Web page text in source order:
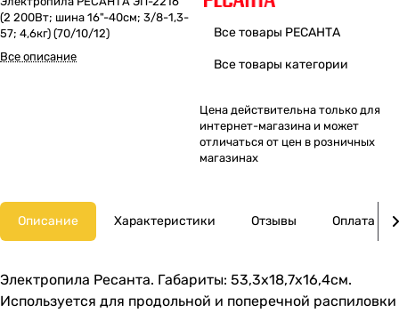
(2 200Вт; шина 16"-40см; 3/8-1,3-
57; 4,6кг) (70/10/12)
Все описание
Все товары РЕСАНТА
Все товары категории
Цена действительна только для
интернет-магазина и может
отличаться от цен в розничных
магазинах
Описание Характеристики Отзывы Оплата
Электропила Ресанта. Габариты: 53,3х18,7х16,4см.
Используется для продольной и поперечной распиловки